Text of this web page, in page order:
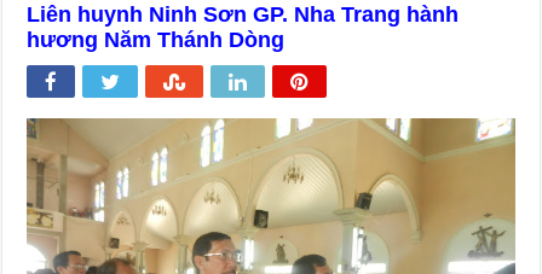
Liên huynh Ninh Sơn GP. Nha Trang hành
hương Năm Thánh Dòng